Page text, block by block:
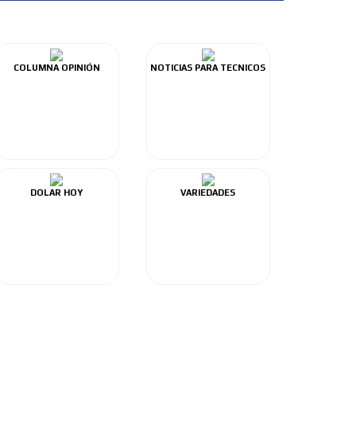
COLUMNA OPINIÓN NOTICIAS PARA TECNICOS
DOLAR HOY VARIEDADES